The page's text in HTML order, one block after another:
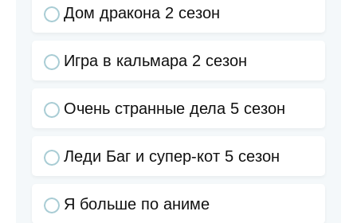
Дом дракона 2 сезон
Игра в кальмара 2 сезон
Очень странные дела 5 сезон
Леди Баг и супер-кот 5 сезон
Я больше по аниме